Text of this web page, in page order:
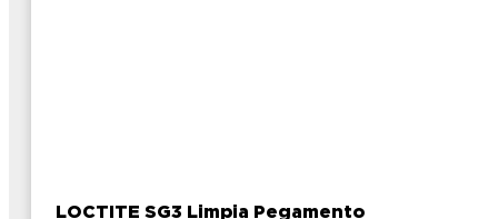
LOCTITE SG3 Limpia Pegamento